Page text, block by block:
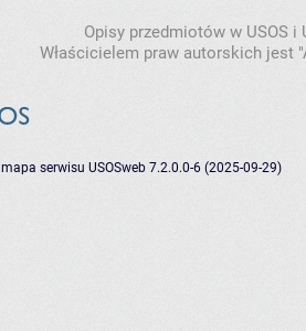
Opisy przedmiotów w USOS
Właścicielem praw autorskich jest
mapa serwisu USOSweb 7.2.0.0-6 (2025-09-29)